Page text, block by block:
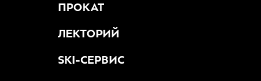
ПРОКАТ
ЛЕКТОРИЙ
SKI-СЕРВИС